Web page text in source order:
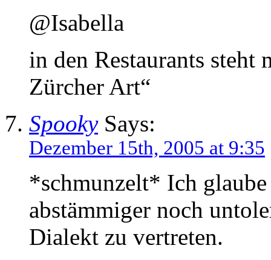
@Isabella
in den Restaurants steht
Zürcher Art“
SpookySays:
Dezember 15th, 2005 at 9:35
*schmunzelt* Ich
abstämmiger noch
Dialekt zu vertreten.